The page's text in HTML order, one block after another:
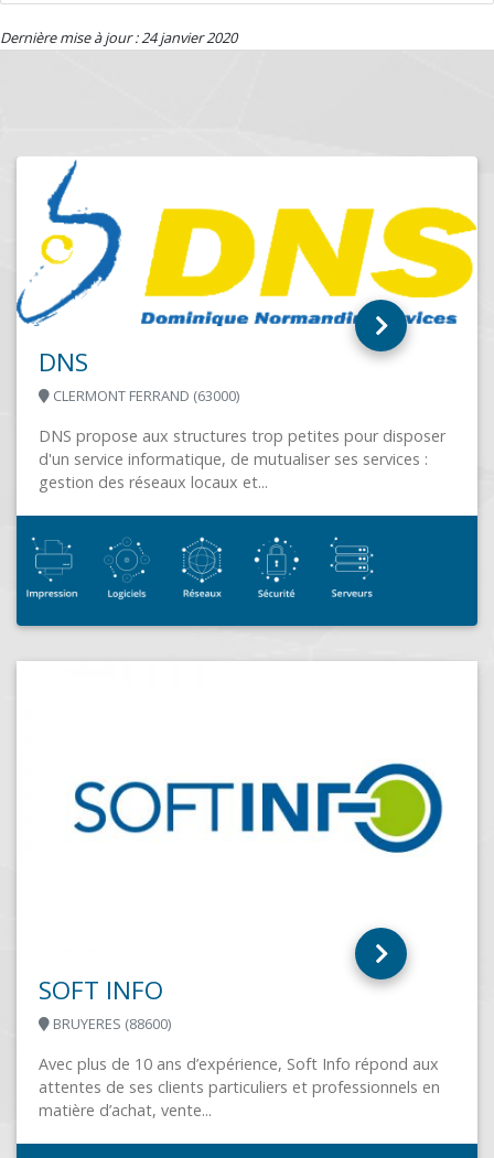
Dernière mise à jour : 24 janvier 2020
DNS
CLERMONT FERRAND (63000)
DNS propose aux structures trop petites pour disposer
d'un service informatique, de mutualiser ses services :
gestion des réseaux locaux et...
SOFT INFO
BRUYERES (88600)
Avec plus de 10 ans d’expérience, Soft Info répond aux
attentes de ses clients particuliers et professionnels en
matière d’achat, vente...